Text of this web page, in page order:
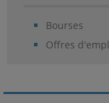
Bourses
Offres